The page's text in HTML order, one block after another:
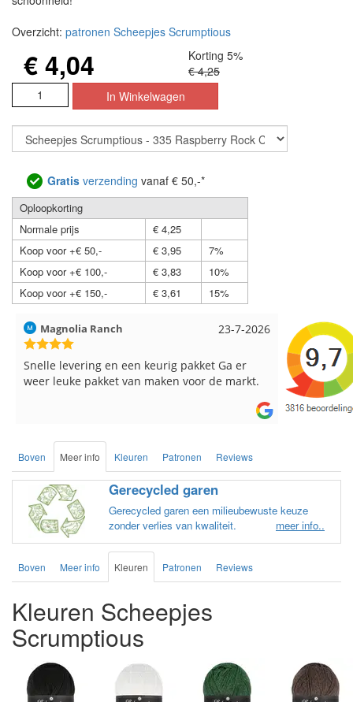
Overzicht: patronen Scheepjes Scrumptious
€ 4,04
Korting 5%
€ 4,25
Gratis verzending vanaf € 50,-*
Oploopkorting
Normale prijs
€ 4,25
Koop voor +€ 50,-
€ 3,95
7%
Koop voor +€ 100,-
€ 3,83
10%
Koop voor +€ 150,-
€ 3,61 15%
23-7-2026
Magnolia Ranch
Snelle levering en een keurig pakket Ga er
weer leuke pakket van maken voor de markt.
Hilde uit
Reeds
de service.
Boven Meer info Kleuren Patronen Reviews
Gerecycled garen
Gerecycled garen een milieubewuste keuze
zonder verlies van kwaliteit.
meer info..
Boven Meer info Kleuren Patronen Reviews
Kleuren Scheepjes
Scrumptious